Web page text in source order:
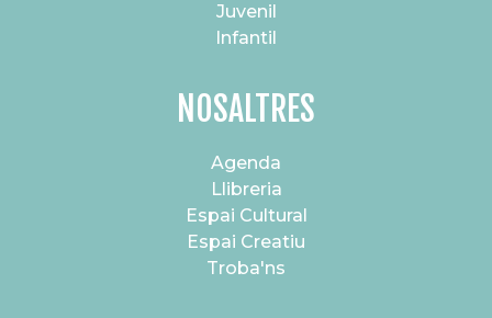
Juvenil
Infantil
NOSALTRES
Agenda
Llibreria
Espai Cultural
Espai Creatiu
Troba'ns